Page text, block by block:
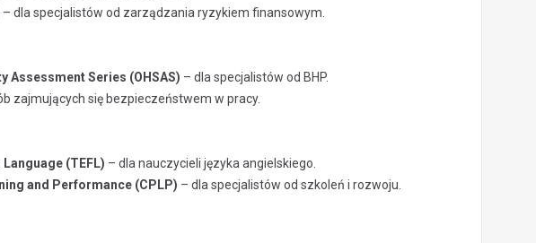
– dla specjalistów od zarządzania ryzykiem finansowym.
Assessment Series (OHSAS) – dla specjalistów od BHP.
zajmujących się bezpieczeństwem w pracy.
(TEFL) – dla nauczycieli języka angielskiego.
and Performance (CPLP) – dla specjalistów od szkoleń i rozwoju.